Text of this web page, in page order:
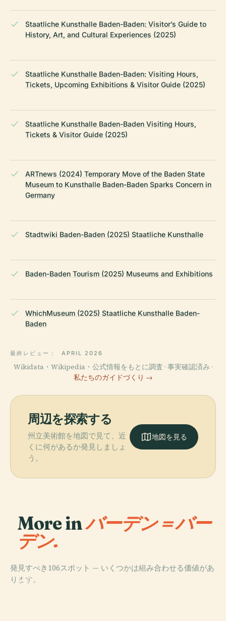
Staatliche Kunsthalle Baden-Baden: Visitor’s Guide to
History, Art, and Cultural Experiences (2025)
Staatliche Kunsthalle Baden-Baden: Visiting Hours,
Tickets, Upcoming Exhibitions & Visitor Guide (2025)
Staatliche Kunsthalle Baden-Baden Visiting Hours,
Tickets & Visitor Guide (2025)
ARTnews (2024) Temporary Move of the Baden State
Museum to Kunsthalle Baden-Baden Sparks Concern in
Germany
Stadtwiki Baden-Baden (2025) Staatliche Kunsthalle
Baden-Baden Tourism (2025) Museums and Exhibitions
WhichMuseum (2025) Staatliche Kunsthalle Baden-
Baden
最終レビュー： APRIL 2026
Wikidata・Wikipedia・公式情報をもとに調査 · 事実確認済み ·
私たちのガイドづくり →
周辺を探索する
州立美術館を地図で見て、近
くに何があるか発見しましょ
う。
地図を見る
More inバーデン＝バー
デン.
発見すべき106スポット — いくつかは組み合わせる価値があ
ります。
PLACE
ゲロルドザウの
PLACE
PLACE